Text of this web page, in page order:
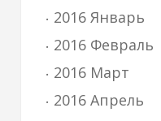
2016 Январь
2016 Февраль
2016 Март
2016 Апрель